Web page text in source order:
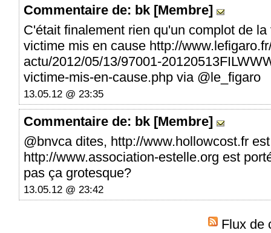
Commentaire de: bk [Membre]
C'était finalement rien qu'un complot de
victime mis en cause http://
actu/2012/05/13/97001-
victime-mis-en-cause.php via @le_figaro
13.05.12 @ 23:35
Commentaire de: bk [Membre]
@bnvca dites, http://www.hollowcost.fr
http://www.association-estelle.org est
pas ça grotesque?
13.05.12 @ 23:42
Flux de